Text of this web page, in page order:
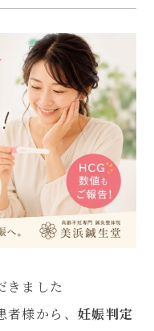
きました
者様から、妊娠判定